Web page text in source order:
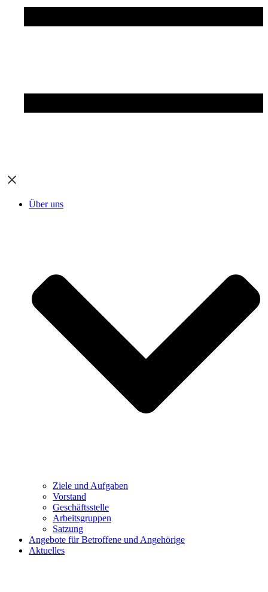
Über uns
Ziele und Aufgaben
Vorstand
Geschäftsstelle
Arbeitsgruppen
Satzung
Angebote für Betroffene und Angehörige
Aktuelles